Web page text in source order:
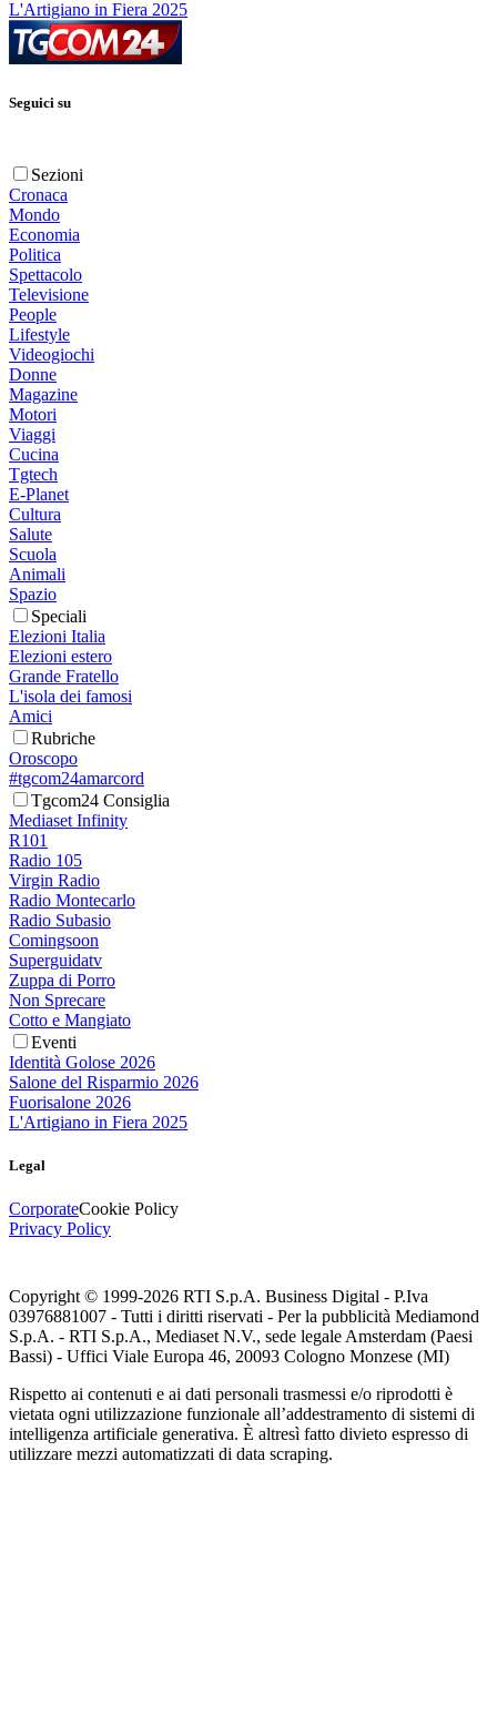
L'Artigiano in Fiera 2025
Seguici su
Sezioni
Cronaca
Mondo
Economia
Politica
Spettacolo
Televisione
People
Lifestyle
Videogiochi
Donne
Magazine
Motori
Viaggi
Cucina
Tgtech
E-Planet
Cultura
Salute
Scuola
Animali
Spazio
Speciali
Elezioni Italia
Elezioni estero
Grande Fratello
L'isola dei famosi
Amici
Rubriche
Oroscopo
#tgcom24amarcord
Tgcom24 Consiglia
Mediaset Infinity
R101
Radio 105
Virgin Radio
Radio Montecarlo
Radio Subasio
Comingsoon
Superguidatv
Zuppa di Porro
Non Sprecare
Cotto e Mangiato
Eventi
Identità Golose 2026
Salone del Risparmio 2026
Fuorisalone 2026
L'Artigiano in Fiera 2025
Legal
CorporateCookie Policy
Privacy Policy
Copyright © 1999-2026 RTI S.p.A. Business Digital - P.Iva
03976881007 - Tutti i diritti riservati - Per la pubblicità Mediamond
S.p.A. - RTI S.p.A., Mediaset N.V., sede legale Amsterdam (Paesi
Bassi) - Uffici Viale Europa 46, 20093 Cologno Monzese (MI)
Rispetto ai contenuti e ai dati personali trasmessi e/o riprodotti è
vietata ogni utilizzazione funzionale all’addestramento di sistemi di
intelligenza artificiale generativa. È altresì fatto divieto espresso di
utilizzare mezzi automatizzati di data scraping.